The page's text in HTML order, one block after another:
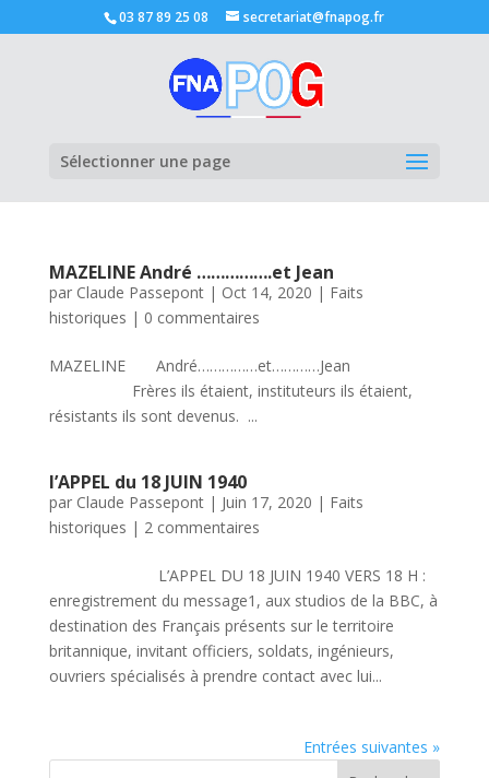
03 87 89 25 08 secretariat@fnapog.fr
Sélectionner une page
MAZELINE André …………….et Jean
par Claude Passepont| Oct 14, 2020 | Faits
historiques | 0 commentaires
MAZELINE André……………et…………Jean
Frères ils étaient, instituteurs ils étaient,
résistants ils sont devenus. ...
l’APPEL du 18 JUIN 1940
par Claude Passepont| Juin 17, 2020 | Faits
historiques | 2 commentaires
L’APPEL DU 18 JUIN 1940 VERS 18 H :
enregistrement du message1, aux studios de la BBC, à
destination des Français présents sur le territoire
britannique, invitant officiers, soldats, ingénieurs,
ouvriers spécialisés à prendre contact avec lui...
Entrées suivantes »